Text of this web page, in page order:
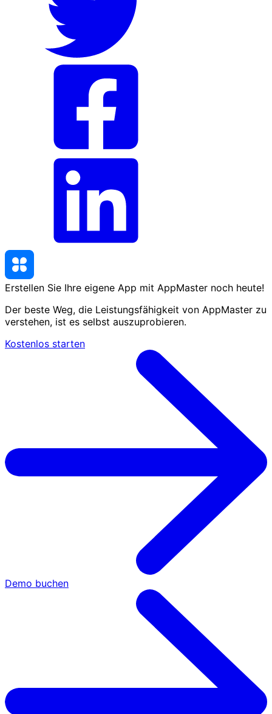
Erstellen Sie Ihre eigene App mit AppMaster noch heute!
Der beste Weg, die Leistungsfähigkeit von AppMaster zu
verstehen, ist es selbst auszuprobieren.
Kostenlos starten
Demo buchen